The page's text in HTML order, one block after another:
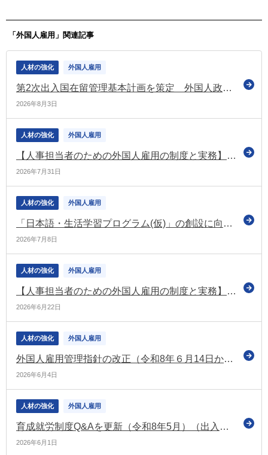
「外国人雇用」関連記事
人材の強化 外国人雇用
第2次出入国在留管理基本計画を策定 外国人政策の厳格化を反映（法務省・出入国在留管理庁）
2026年8月3日
人材の強化 外国人雇用
【人事担当者のための外国人雇用の制度と実務】育成就労制度における企業の費用 ～労働者への投資との関係から～
2026年7月31日
人材の強化 外国人雇用
「日本語・生活学習プログラム(仮)」の創設に向けた検討課題と留意事項を整理（法務大臣政務官PT報告書）
2026年7月8日
人材の強化 外国人雇用
【人事担当者のための外国人雇用の制度と実務】外国人雇用管理指針の改正 ～何を議論し、どこに着地したのか～
2026年6月22日
人材の強化 外国人雇用
外国人雇用管理指針の改正（令和8年６月14日から段階的に適用）に関するリーフレットなどを公表（厚労省）
2026年6月4日
人材の強化 外国人雇用
育成就労制度Q&Aを更新（令和8年5月）（出入国在留管理庁）
2026年6月1日